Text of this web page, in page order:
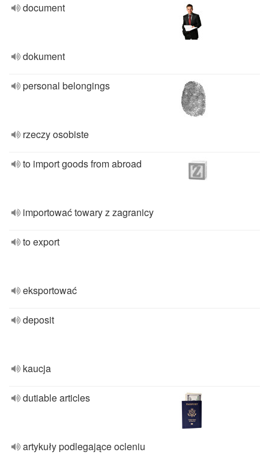
document
dokument
personal belongings
rzeczy osobiste
to import goods from abroad
importować towary z zagranicy
to export
eksportować
deposit
kaucja
dutiable articles
artykuły podlegające ocleniu